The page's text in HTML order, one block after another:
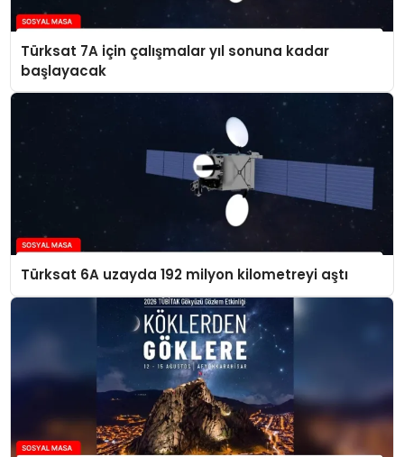
Türksat 7A için çalışmalar yıl sonuna kadar
başlayacak
Türksat 6A uzayda 192 milyon kilometreyi aştı